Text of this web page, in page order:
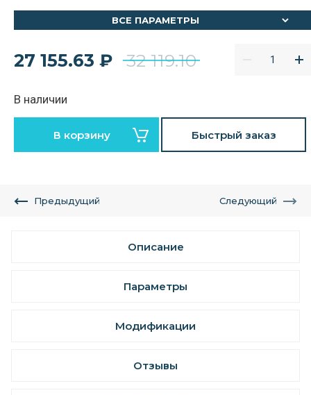
27 155.63 ₽ 32 119.10
В наличии
В корзину Быстрый заказ
ВСЕ ПАРАМЕТРЫ
Предыдущий Следующий
Описание
Параметры
Модификации
Отзывы